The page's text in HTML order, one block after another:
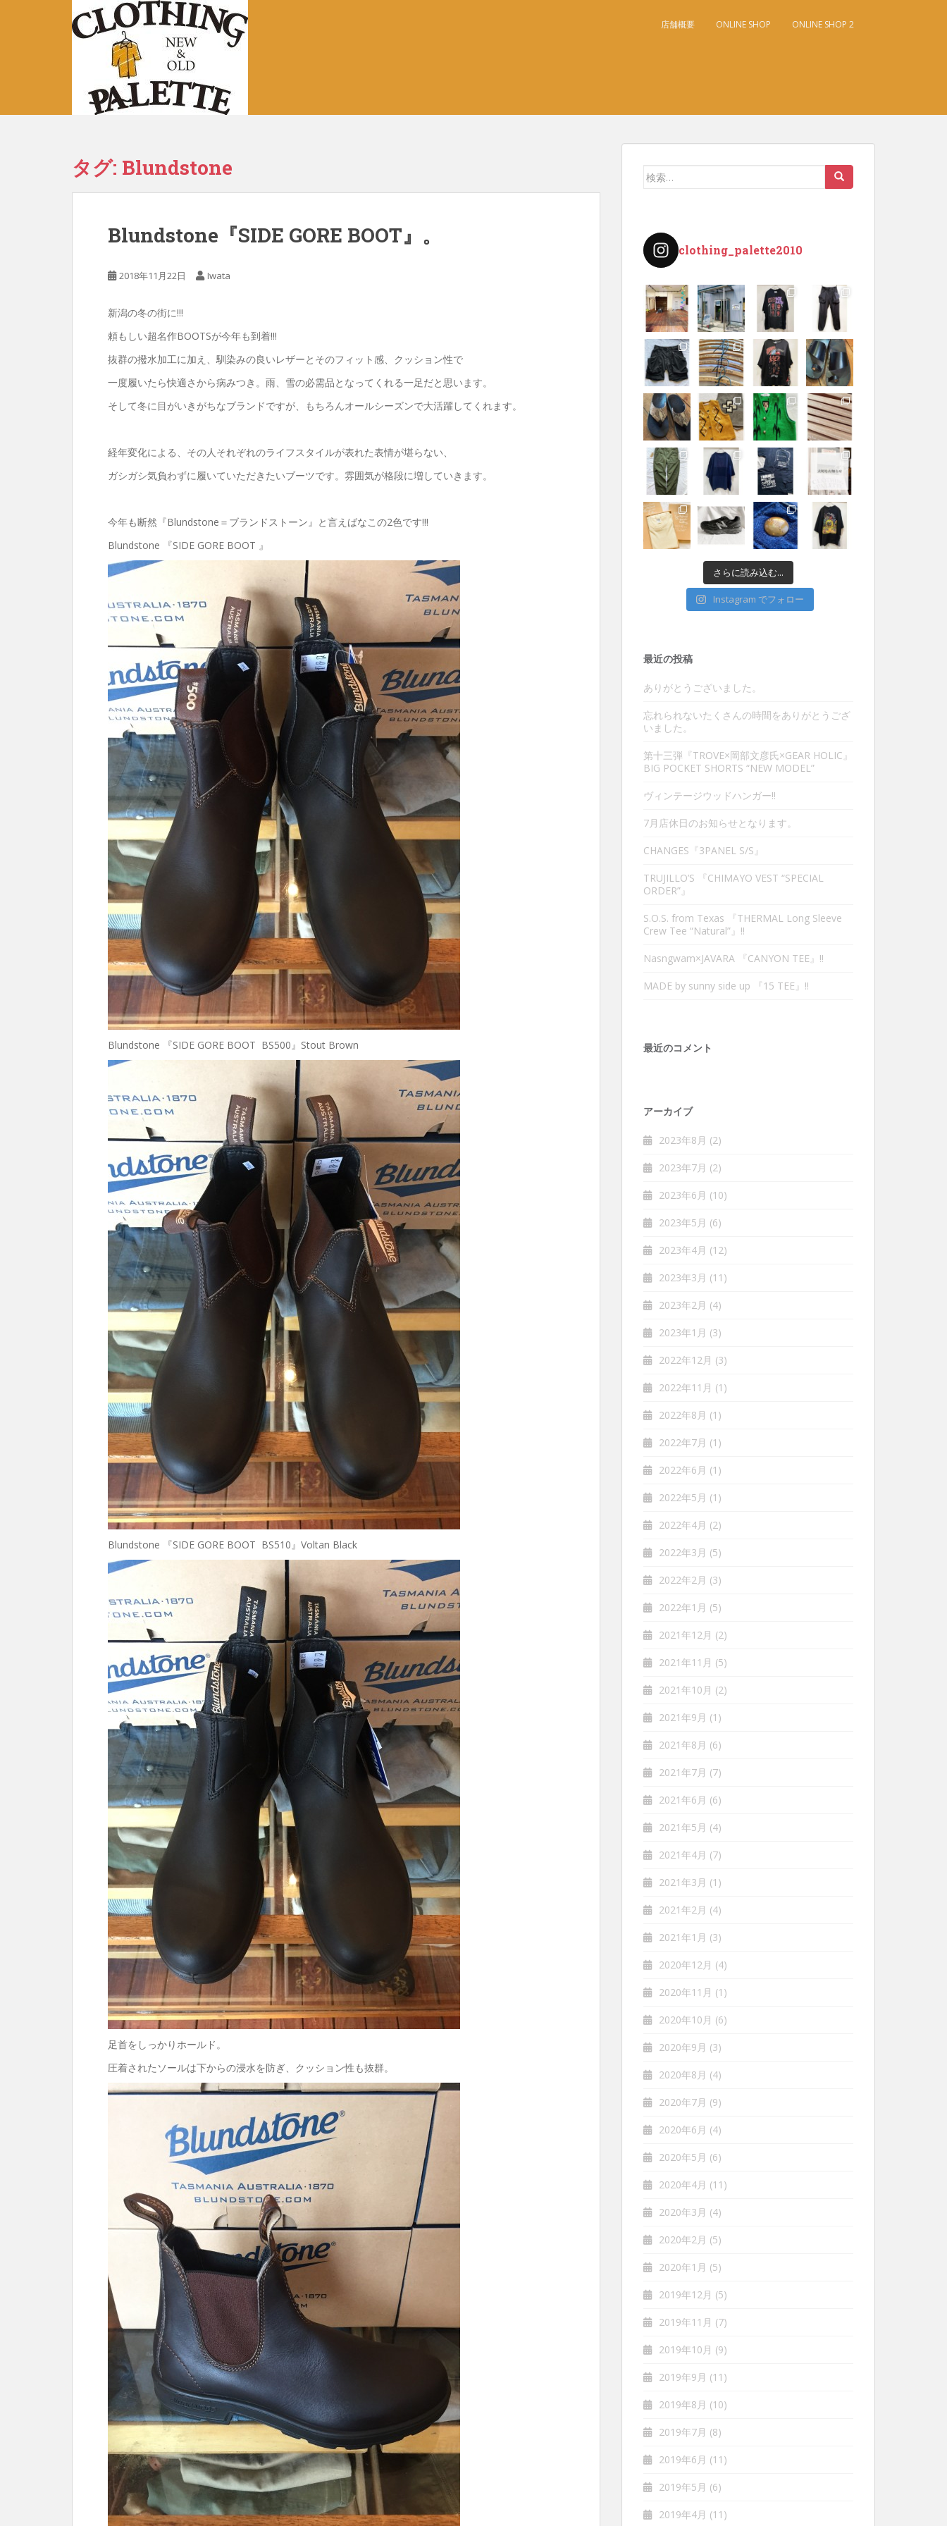
店舗概要 ONLINE SHOP ONLINE SHOP 2
タグ: Blundstone
Blundstone『SIDE GORE BOOT』。
2018年11月22日 Iwata
新潟の冬の街に!!!
頼もしい超名作BOOTSが今年も到着!!!
抜群の撥水加工に加え、馴染みの良いレザーとそのフィット感、クッション性で
一度履いたら快適さから病みつき。雨、雪の必需品となってくれる一足だと思います。
そして冬に目がいきがちなブランドですが、もちろんオールシーズンで大活躍してくれます。
経年変化による、その人それぞれのライフスタイルが表れた表情が堪らない、
ガシガシ気負わずに履いていただきたいブーツです。雰囲気が格段に増していきます。
今年も断然『Blundstone＝ブランドストーン』と言えばなこの2色です!!!
Blundstone 『SIDE GORE BOOT 』
Blundstone 『SIDE GORE BOOT BS500』Stout Brown
Blundstone 『SIDE GORE BOOT BS510』Voltan Black
足首をしっかりホールド。
圧着されたソールは下からの浸水を防ぎ、クッション性も抜群。
検
clothing_palette2010
さらに読み込む...
Instagram でフォロー
最近の投稿
ありがとうございました。
忘れられないたくさんの時間をありがとうござ
いました。
第十三弾『TROVE×岡部文彦氏×GEAR HOLIC』
BIG POCKET SHORTS “NEW MODEL”
ヴィンテージウッドハンガー‼︎
7月店休日のお知らせとなります。
CHANGES『3PANEL S/S』
TRUJILLO’S 『CHIMAYO VEST “SPECIAL
ORDER”』
S.O.S. from Texas 『THERMAL Long Sleeve
Crew Tee “Natural”』‼︎
Nasngwam×JAVARA 『CANYON TEE』‼︎
MADE by sunny side up 『15 TEE』‼︎
最近のコメント
アーカイブ
2023年8月 (2)
2023年7月 (2)
2023年6月 (10)
2023年5月 (6)
2023年4月 (12)
2023年3月 (11)
2023年2月 (4)
2023年1月 (3)
2022年12月 (3)
2022年11月 (1)
2022年8月 (1)
2022年7月 (1)
2022年6月 (1)
2022年5月 (1)
2022年4月 (2)
2022年3月 (5)
2022年2月 (3)
2022年1月 (5)
2021年12月 (2)
2021年11月 (5)
2021年10月 (2)
2021年9月 (1)
2021年8月 (6)
2021年7月 (7)
2021年6月 (6)
2021年5月 (4)
2021年4月 (7)
2021年3月 (1)
2021年2月 (4)
2021年1月 (3)
2020年12月 (4)
2020年11月 (1)
2020年10月 (6)
2020年9月 (3)
2020年8月 (4)
2020年7月 (9)
2020年6月 (4)
2020年5月 (6)
2020年4月 (11)
2020年3月 (4)
2020年2月 (5)
2020年1月 (5)
2019年12月 (5)
2019年11月 (7)
2019年10月 (9)
2019年9月 (11)
2019年8月 (10)
2019年7月 (8)
2019年6月 (11)
2019年5月 (6)
2019年4月 (11)